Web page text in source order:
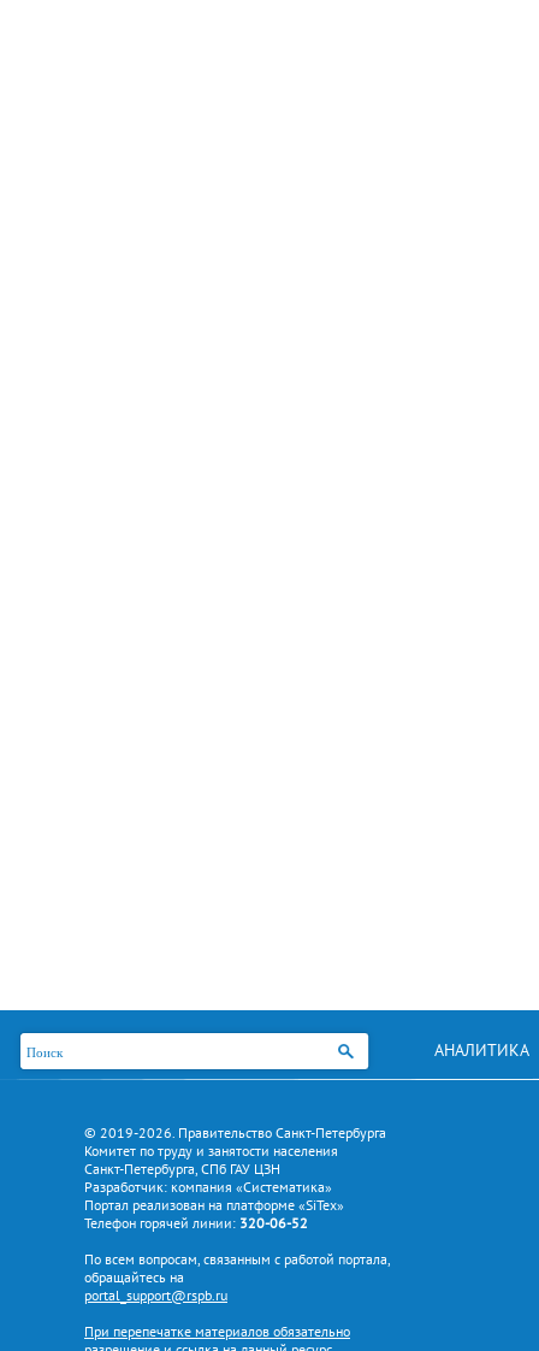
АНАЛИТИКА
© 2019-2026. Правительство Санкт-Петербурга
Комитет по труду и занятости населения
Санкт-Петербурга, СПб ГАУ ЦЗН
Разработчик: компания «Систематика»
Портал реализован на платформе «SiTex»
Телефон горячей линии: 320-06-52
По всем вопросам, связанным с работой портала,
обращайтесь на
portal_support@rspb.ru
При перепечатке материалов обязательно